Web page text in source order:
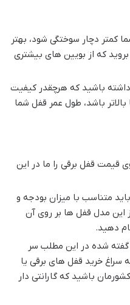
کمتر دچار سوختگی شود، بهتر
که از بویین های بیشتری
باشید که هرچقدر کیفیت
باشد، طول عمر قفل شما
قیمت قفل برقی را ما در این
متناسب با میزان بودجه و
این مدل قفل ها بر روی آن
دهید.
گفته شده در این مطلب سر
سراغ خرید قفل های برقی یا
باشید که گارانتی دار